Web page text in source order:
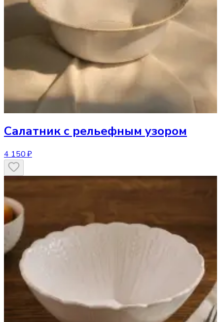
Салатник с рельефным узором
4 150 ₽